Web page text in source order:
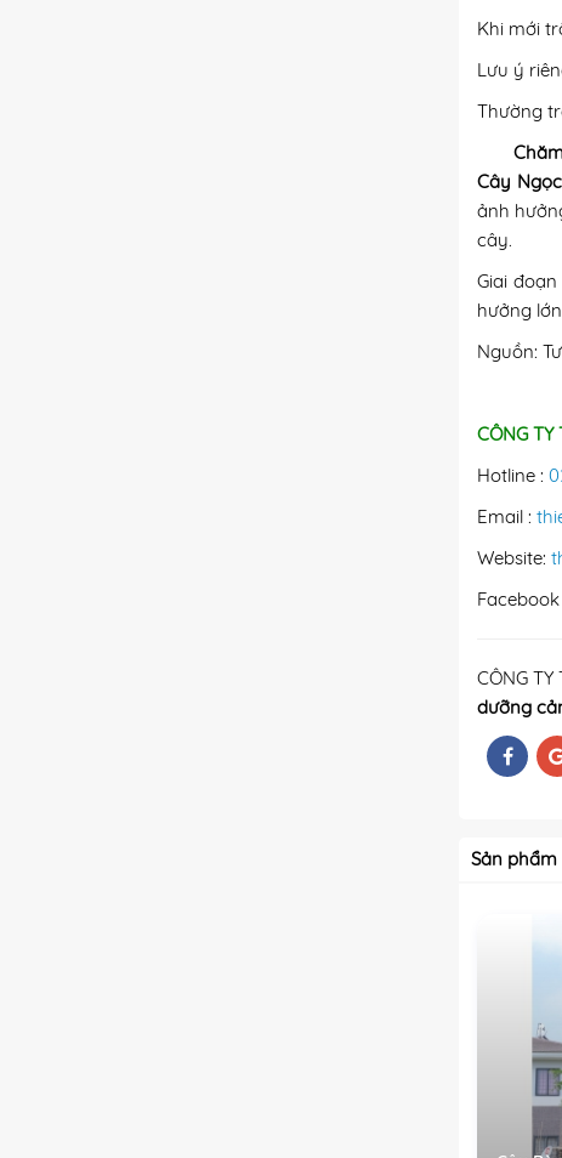
Khi mới
Lưu ý
Thường
Cây
ảnh
cây.
Giai
hưởng
Nguồn:
CÔNG
Hotline :
Email :
Website:
CÔNG TY
dưỡng
Sản